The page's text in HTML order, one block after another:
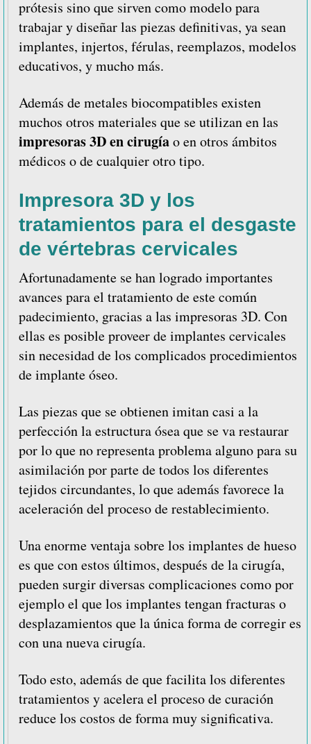
prótesis sino que sirven como modelo para
trabajar y diseñar las piezas definitivas, ya sean
implantes, injertos, férulas, reemplazos, modelos
educativos, y mucho más.
Además de metales biocompatibles existen
muchos otros materiales que se utilizan en las
impresoras 3D en cirugíao en otros ámbitos
médicos o de cualquier otro tipo.
Impresora 3D y los
tratamientos para el desgaste
de vértebras cervicales
Afortunadamente se han logrado importantes
avances para el tratamiento de este común
padecimiento, gracias a las impresoras 3D. Con
ellas es posible proveer de implantes cervicales
sin necesidad de los complicados procedimientos
de implante óseo.
Las piezas que se obtienen imitan casi a la
perfección la estructura ósea que se va restaurar
por lo que no representa problema alguno para su
asimilación por parte de todos los diferentes
tejidos circundantes, lo que además favorece la
aceleración del proceso de restablecimiento.
Una enorme ventaja sobre los implantes de hueso
es que con estos últimos, después de la cirugía,
pueden surgir diversas complicaciones como por
ejemplo el que los implantes tengan fracturas o
desplazamientos que la única forma de corregir es
con una nueva cirugía.
Todo esto, además de que facilita los diferentes
tratamientos y acelera el proceso de curación
reduce los costos de forma muy significativa.